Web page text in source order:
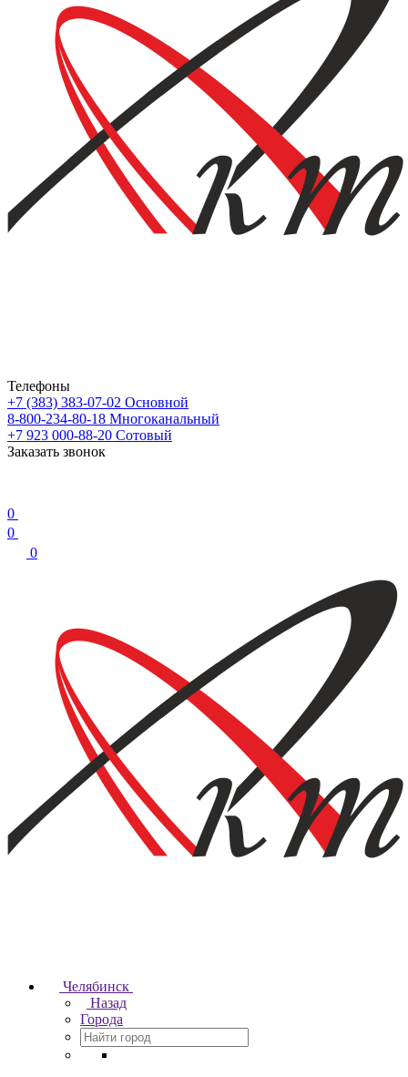
Телефоны
+7 (383) 383-07-02 Основной
8-800-234-80-18 Многоканальный
+7 923 000-88-20 Сотовый
Заказать звонок
0
0
0
Челябинск
Назад
Города